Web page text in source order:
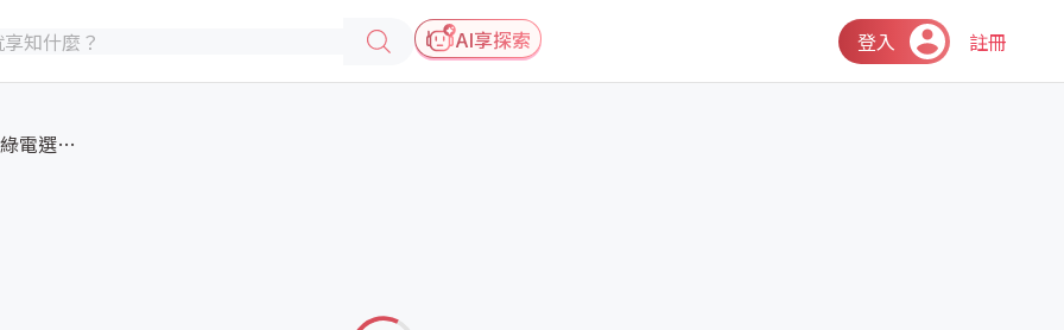
AI享探索 登入 註冊
穩定電力能源，核電成為綠電選項...